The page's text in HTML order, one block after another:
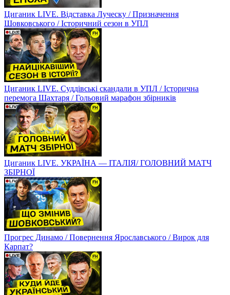
Циганик LIVE. Відставка Луческу / Призначення
Шовковського / Історичний сезон в УПЛ
Циганик LIVE. Суддівські скандали в УПЛ / Історична
перемога Шахтаря / Гольовий марафон збірників
Циганик LIVE. УКРАЇНА — ІТАЛІЯ/ ГОЛОВНИЙ МАТЧ
ЗБІРНОЇ
Прогрес Динамо / Повернення Ярославського / Вирок для
Карпат?